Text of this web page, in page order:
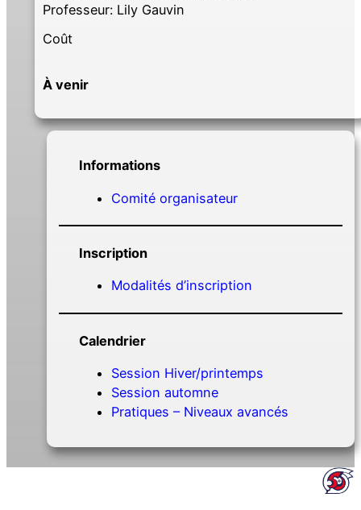
Professeur: Lily Gauvin
Coût
À venir
Informations
Comité organisateur
Inscription
Modalités d’inscription
Calendrier
Session Hiver/printemps
Session automne
Pratiques – Niveaux avancés